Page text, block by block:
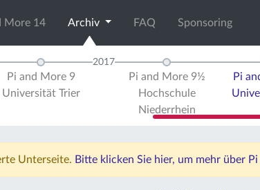
More 14 Archiv FAQ Sponsoring
Pi and More 9
Universität Trier
2017
Pi and More 9½
Hochschule
Niederrhein
Pi
Unterseite. Bitte klicken Sie hier, um mehr über